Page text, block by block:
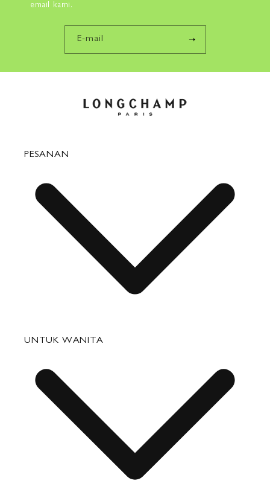
email kami.
E-mail
PESANAN
Pengiriman
Pengembalian & Penukaran
UNTUK WANITA